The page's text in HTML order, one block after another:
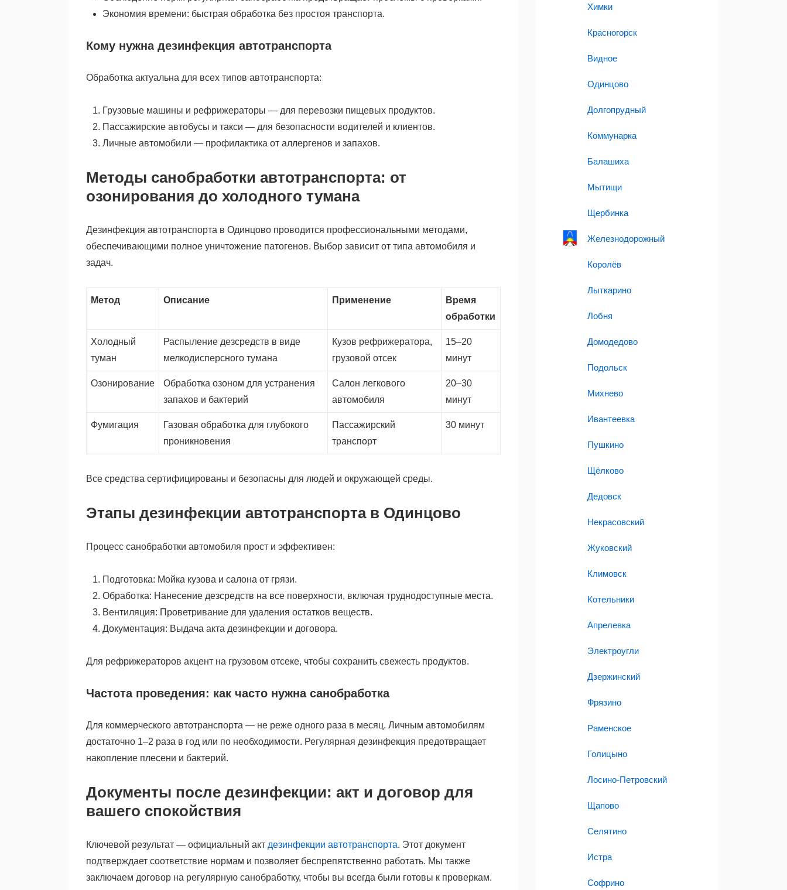
Экономия времени: быстрая обработка без простоя транспорта.
Кому нужна дезинфекция автотранспорта
Обработка актуальна для всех типов автотранспорта:
Грузовые машины и рефрижераторы — для перевозки пищевых продуктов.
Пассажирские автобусы и такси — для безопасности водителей и клиентов.
Личные автомобили — профилактика от аллергенов и запахов.
Методы санобработки автотранспорта: от
озонирования до холодного тумана
Дезинфекция автотранспорта в Одинцово проводится профессиональными методами,
обеспечивающими полное уничтожение патогенов. Выбор зависит от типа автомобиля и
задач.
Метод Описание Применение
Время
обработки
Холодный
туман
Распыление дезсредств в виде
мелкодисперсного тумана
Кузов рефрижератора,
грузовой отсек
15–20
минут
Озонирование
Обработка озоном для устранения
запахов и бактерий
Салон легкового
автомобиля
20–30
минут
Фумигация
Газовая обработка для глубокого
проникновения
Пассажирский
транспорт
30 минут
Все средства сертифицированы и безопасны для людей и окружающей среды.
Этапы дезинфекции автотранспорта в Одинцово
Процесс санобработки автомобиля прост и эффективен:
Подготовка: Мойка кузова и салона от грязи.
Обработка: Нанесение дезсредств на все поверхности, включая труднодоступные места.
Вентиляция: Проветривание для удаления остатков веществ.
Документация: Выдача акта дезинфекции и договора.
Для рефрижераторов акцент на грузовом отсеке, чтобы сохранить свежесть продуктов.
Частота проведения: как часто нужна санобработка
Для коммерческого автотранспорта — не реже одного раза в месяц. Личным автомобилям
достаточно 1–2 раза в год или по необходимости. Регулярная дезинфекция предотвращает
накопление плесени и бактерий.
Документы после дезинфекции: акт и договор для
вашего спокойствия
Ключевой результат — официальный акт дезинфекции автотранспорта. Этот документ
подтверждает соответствие нормам и позволяет беспрепятственно работать. Мы также
заключаем договор на регулярную санобработку, чтобы вы всегда были готовы к проверкам.
Химки
Красногорск
Видное
Одинцово
Долгопрудный
Коммунарка
Балашиха
Мытищи
Щербинка
Железнодорожный
Королёв
Лыткарино
Лобня
Домодедово
Подольск
Михнево
Ивантеевка
Пушкино
Щёлково
Дедовск
Некрасовский
Жуковский
Климовск
Котельники
Апрелевка
Электроугли
Дзержинский
Фрязино
Раменское
Голицыно
Лосино-Петровский
Щапово
Селятино
Истра
Софрино